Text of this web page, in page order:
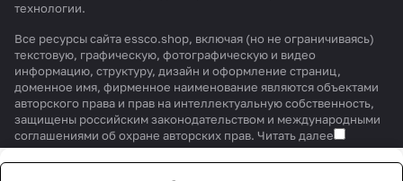
технологии.
Все ресурсы сайта essco.shop, включая (но не ограничиваясь)
текстовую, графическую, фотографическую и видео
информацию, структуру, дизайн и оформление страниц,
доменное имя, фирменное наименование являются объектами
авторского права и прав на интеллектуальную собственность,
защищены российским законодательством и международными
соглашениями об охране авторских прав. Читать далее